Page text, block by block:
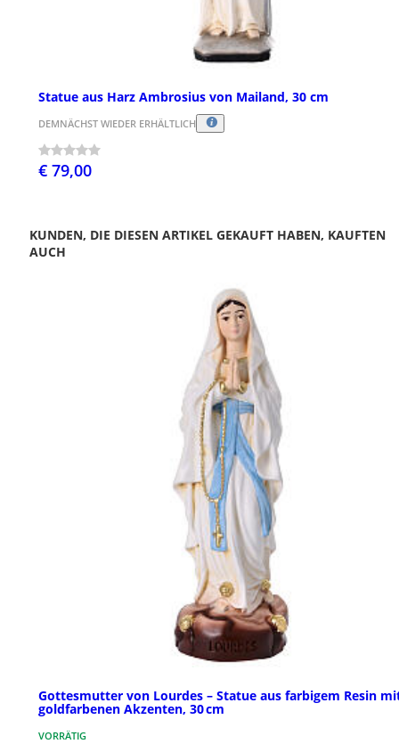
Statue aus Harz Ambrosius von Mailand, 30 cm
DEMNÄCHST WIEDER ERHÄLTLICH
€ 79,00
KUNDEN, DIE DIESEN ARTIKEL GEKAUFT HABEN, KAUFTEN
AUCH
Gottesmutter von Lourdes – Statue aus farbigem Resin
goldfarbenen Akzenten, 30 cm
VORRÄTIG